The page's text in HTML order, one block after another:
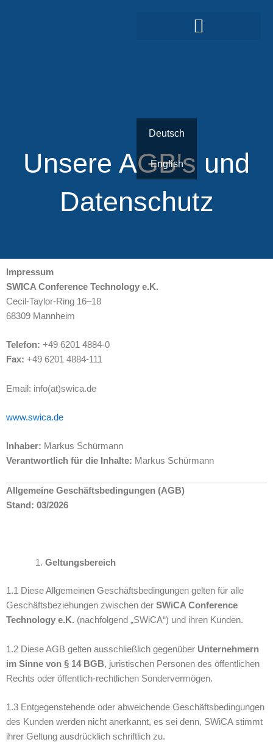
Deutsch
English
Unsere AGB's und
Datenschutz
Impressum
SWICA Conference Technology e.K.
Cecil-Taylor-Ring 16–18
68309 Mannheim
Telefon: +49 6201 4884-0
Fax: +49 6201 4884-111
Email: info(at)swica.de
www.swica.de
Inhaber: Markus Schürmann
Verantwortlich für die Inhalte: Markus Schürmann
Allgemeine Geschäftsbedingungen (AGB)
Stand: 03/2026
Geltungsbereich
1.1 Diese Allgemeinen Geschäftsbedingungen gelten für alle
Geschäftsbeziehungen zwischen der SWiCA Conference
Technology e.K. (nachfolgend „SWiCA“) und ihren Kunden.
1.2 Diese AGB gelten ausschließlich gegenüber Unternehmern
im Sinne von § 14 BGB, juristischen Personen des öffentlichen
Rechts oder öffentlich-rechtlichen Sondervermögen.
1.3 Entgegenstehende oder abweichende Geschäftsbedingungen
des Kunden werden nicht anerkannt, es sei denn, SWiCA stimmt
ihrer Geltung ausdrücklich schriftlich zu.